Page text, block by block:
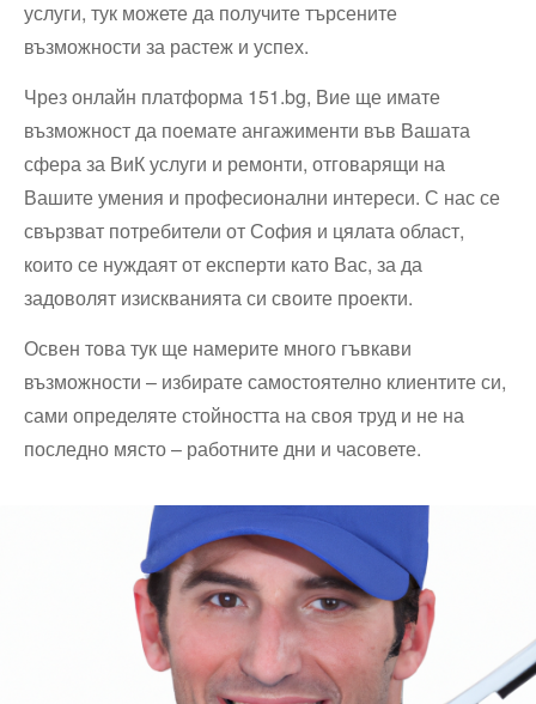
услуги, тук можете да получите търсените
възможности за растеж и успех.
Чрез онлайн платформа 151.bg, Вие ще имате
възможност да поемате ангажименти във Вашата
сфера за ВиК услуги и ремонти, отговарящи на
Вашите умения и професионални интереси. С нас се
свързват потребители от София и цялата област,
които се нуждаят от експерти като Вас, за да
задоволят изискванията си своите проекти.
Освен това тук ще намерите много гъвкави
възможности – избирате самостоятелно клиентите си,
сами определяте стойността на своя труд и не на
последно място – работните дни и часовете.